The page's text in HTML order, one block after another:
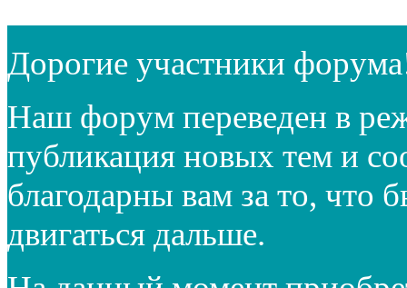
Дорогие участники
Наш форум переведен в
публикация новых тем и
благодарны вам за то, что
двигаться дальше.